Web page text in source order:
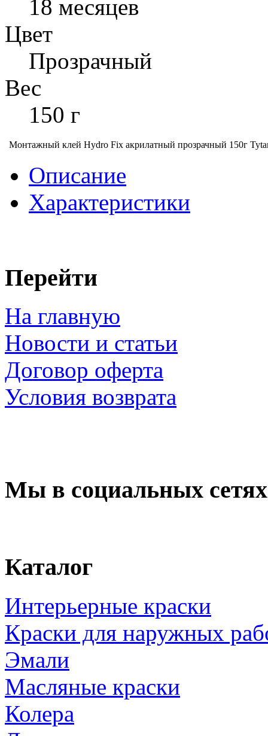
18 месяцев
Цвет
Прозрачный
Вес
150 г
Монтажный клей Hydro Fix акрилатный прозрачный 150г
Описание
Характеристики
Перейти
На главную
Новости и статьи
Договор оферта
Условия возврата
Мы в социальных сетях
Каталог
Интерьерные краски
Краски для наружных
Эмали
Масляные краски
Колера